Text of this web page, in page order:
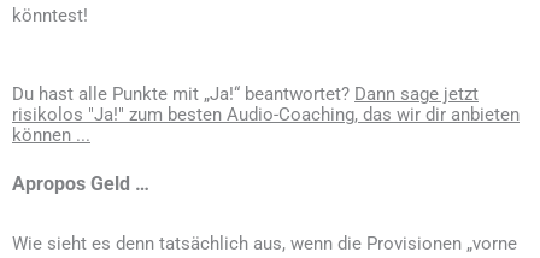
könntest!
Du hast alle Punkte mit „Ja!“ beantwortet? Dann sage jetzt
risikolos "Ja!" zum besten Audio-Coaching, das wir dir anbieten
können ...
Apropos Geld …
Wie sieht es denn tatsächlich aus, wenn die Provisionen „vorne